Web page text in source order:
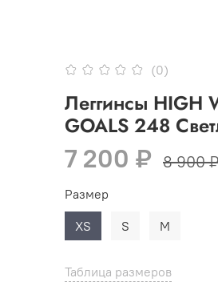
(0)
Леггинсы HIGH
GOALS 248
7 200 ₽ 8 900 ₽
Таблица размеров
Размер
XS
S M